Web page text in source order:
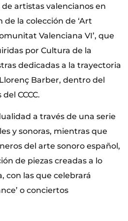
artistas valencianos en
de la colección de ‘Art
Valenciana VI’, que
por Cultura de la
dedicadas a la trayectoria
Barber, dentro del
CCCC.
a través de una serie
y sonoras, mientras que
del arte sonoro español,
de piezas creadas a lo
con las que celebrará
o conciertos